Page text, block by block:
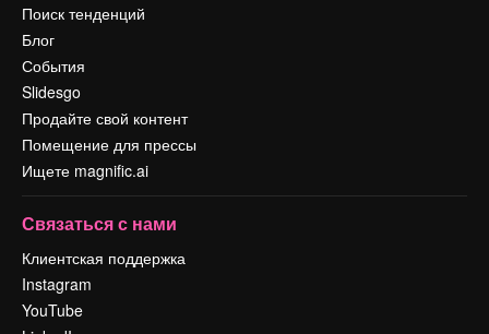
Поиск тенденций
Блог
События
Slidesgo
Продайте свой контент
Помещение для прессы
Ищете magnific.ai
Связаться с нами
Клиентская поддержка
Instagram
YouTube